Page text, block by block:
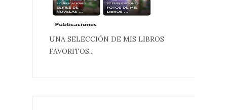
UNA SELECCIÓN DE MIS LIBROS
FAVORITOS...